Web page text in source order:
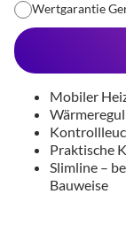
Wertgarantie
Mobiler
Praktische
Slimline –
Bauweise